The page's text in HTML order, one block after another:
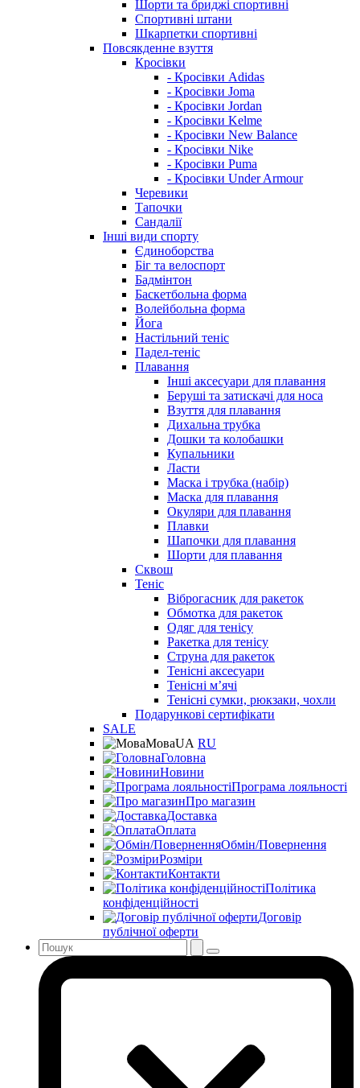
Шорти та бриджі спортивні
Спортивні штани
Шкарпетки спортивні
Повсякденне взуття
Кросівки
- Кросівки Adidas
- Кросівки Joma
- Кросівки Jordan
- Кросівки Kelme
- Кросівки New Balance
- Кросівки Nike
- Кросівки Puma
- Кросівки Under Armour
Черевики
Тапочки
Сандалії
Інші види спорту
Єдиноборства
Біг та велоспорт
Бадмінтон
Баскетбольна форма
Волейбольна форма
Йога
Настільний теніс
Падел-теніс
Плавання
Інші аксесуари для плавання
Беруші та затискачі для носа
Взуття для плавання
Дихальна трубка
Дошки та колобашки
Купальники
Ласти
Маска і трубка (набір)
Маска для плавання
Окуляри для плавання
Плавки
Шапочки для плавання
Шорти для плавання
Сквош
Теніс
Віброгасник для ракеток
Обмотка для ракеток
Одяг для тенісу
Ракетка для тенісу
Струна для ракеток
Тенісні аксесуари
Тенісні мʼячі
Тенісні сумки, рюкзаки, чохли
Подарункові сертифікати
SALE
МоваUA RU
Головна
Новини
Програма лояльності
Про магазин
Доставка
Оплата
Обмін/Повернення
Розміри
Контакти
Політика
конфіденційності
Договір
публічної оферти